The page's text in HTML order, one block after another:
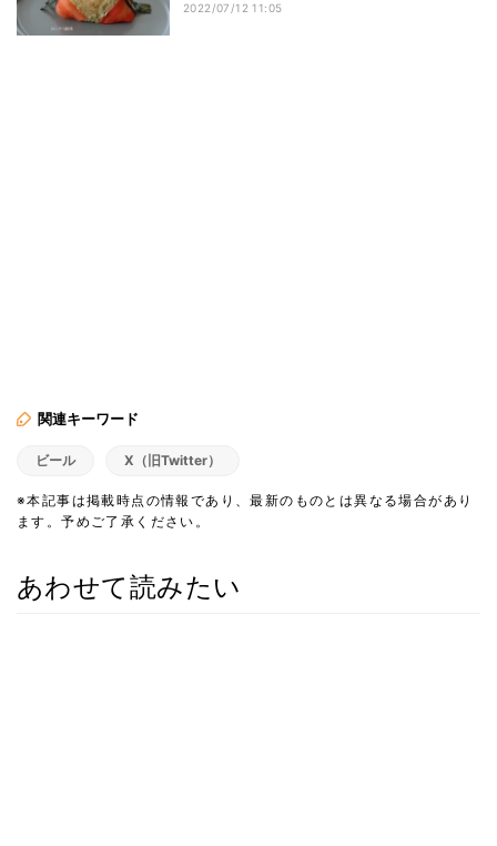
2022/07/12 11:05
関連キーワード
ビール X（旧Twitter）
※本記事は掲載時点の情報であり、最新のものとは異なる場合があり
ます。予めご了承ください。
あわせて読みたい